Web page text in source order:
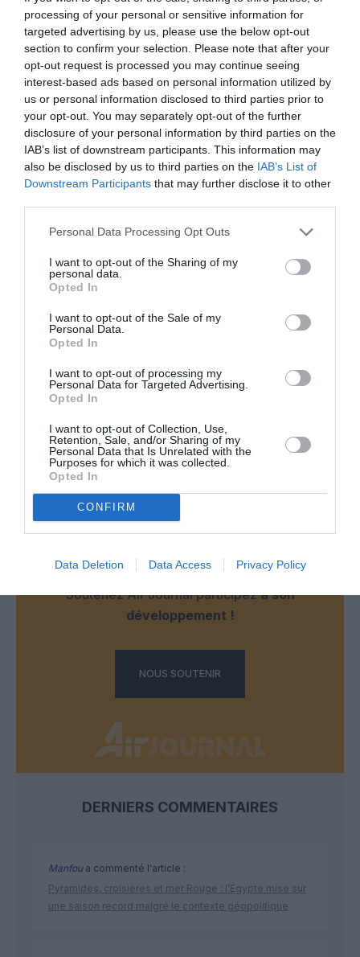
processing of your personal or sensitive information for
targeted advertising by us, please use the below opt-out
section to confirm your selection. Please note that after your
opt-out request is processed you may continue seeing
interest-based ads based on personal information utilized by
us or personal information disclosed to third parties prior to
your opt-out. You may separately opt-out of the further
disclosure of your personal information by third parties on the
IAB’s list of downstream participants. This information may
also be disclosed by us to third parties on the IAB’s List of
Downstream Participants that may further disclose it to other
Personal Data Processing Opt Outs
I want to opt-out of the Sharing of my
personal data.
Opted In
I want to opt-out of the Sale of my
Personal Data.
Opted In
I want to opt-out of processing my
Personal Data for Targeted Advertising.
Opted In
I want to opt-out of Collection, Use,
Retention, Sale, and/or Sharing of my
Personal Data that Is Unrelated with the
Purposes for which it was collected.
Opted In
CONFIRM
Data Deletion Data Access Privacy Policy
PARTAGER L'ARTICLE
FacebookTwitterPinterestLinkedInEmail Print
Bravo ! Et dire que Air France se désengage des villes de
provinces petit à petit et malgré tout son arrogance l’autorise
dessert plus ou pas . VOLOTEA créé au moins des emplois
en province et ne les supprime pas comme Air France et n’a
pas recours aux mesures liées au COVID 02 ans après la
LAISSER UN COMMENTAIRE
FAIRE UN DON
Appel aux lecteurs !
Soutenez Air Journal participezà son
développement !
NOUS SOUTENIR
DERNIERS COMMENTAIRES
Manfoua commenté l'article :
Pyramides, croisières et mer Rouge : l’Égypte mise sur
une saison record malgré le contexte géopolitique